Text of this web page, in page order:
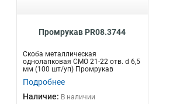
Промрукав PR08.3744
Скоба металлическая
однолапковая СМО 21-22 отв. d 6,5
мм (100 шт/уп) Промрукав
Подробнее
Наличие: В наличии